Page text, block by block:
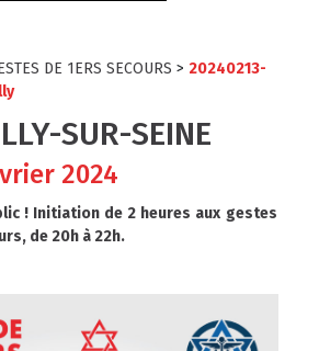
DE 1ERS SECOURS > 20240213-
SUR-SEINE
2024
! Initiation de 2 heures aux gestes
de 20h à 22h.